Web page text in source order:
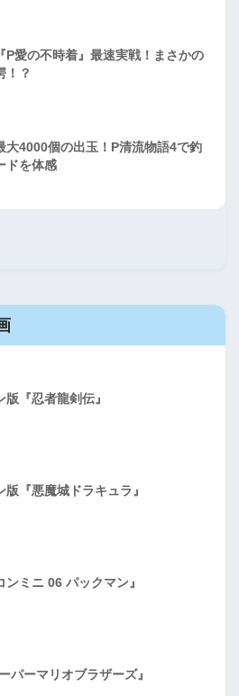
P愛の不時着』最速実戦！まさかの
！？
大4000個の出玉！P清流物語4で釣
ドを体感
版『忍者龍剣伝』
版『悪魔城ドラキュラ』
ンミニ 06 パックマン』
パーマリオブラザーズ』